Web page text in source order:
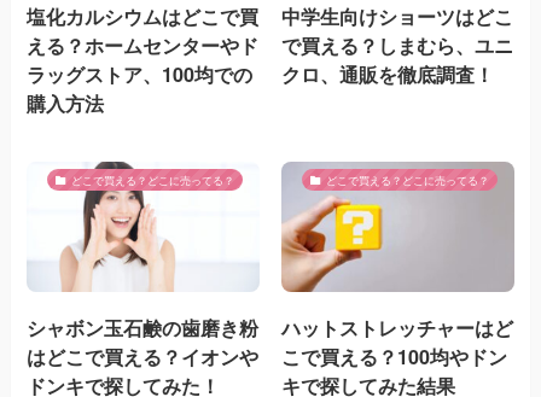
塩化カルシウムはどこで買
える？ホームセンターやド
ラッグストア、100均での
購入方法
中学生向けショーツはどこ
で買える？しまむら、ユニ
クロ、通販を徹底調査！
どこで買える？どこに売ってる？
シャボン玉石鹸の歯磨き粉
はどこで買える？イオンや
ドンキで探してみた！
どこで買える？どこに売ってる？
ハットストレッチャーはど
こで買える？100均やドン
キで探してみた結果